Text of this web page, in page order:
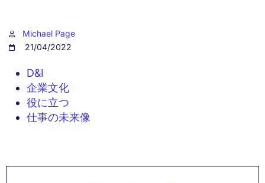
Michael Page
21/04/2022
D&I
企業文化
役に立つ
仕事の未来像